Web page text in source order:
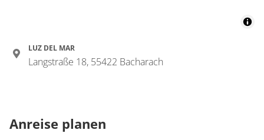
LUZ DEL MAR
Langstraße 18, 55422 Bacharach
Anreise planen